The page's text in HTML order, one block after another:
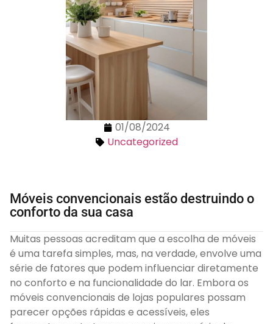
01/08/2024
Uncategorized
Móveis convencionais estão destruindo o
conforto da sua casa
Muitas pessoas acreditam que a escolha de móveis
é uma tarefa simples, mas, na verdade, envolve uma
série de fatores que podem influenciar diretamente
no conforto e na funcionalidade do lar. Embora os
móveis convencionais de lojas populares possam
parecer opções rápidas e acessíveis, eles